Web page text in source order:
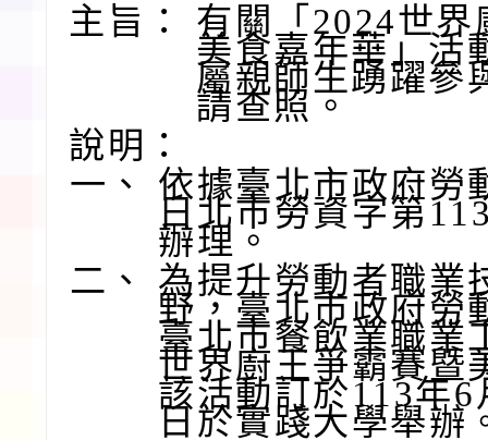
主旨： 有關「2024世
美食嘉年華」活
屬親師生踴躍參
請查照。
說明：
一、
依據臺北市政府勞
日北市勞資字第
辦理。
二、
為提升勞動者職業
野，臺北市政府勞
臺北市餐飲業職業
世界廚王爭霸賽暨
該活動訂於113年
日於實踐大學舉辦